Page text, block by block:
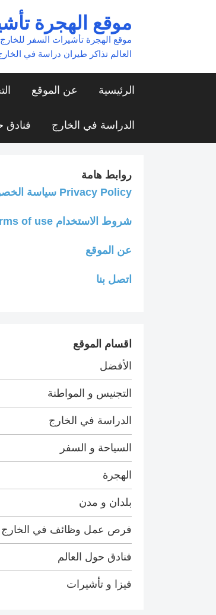
موقع الهجرة
موقع الهجرة تأشيرات السفر
العالم تذاكر طيران دراسة في
الرئيسية عن الموقع
الدراسة في الخارج فنادق
روابط هامة
Privacy Policy سياسة الخصوصية
شروط الاستخدام terms of use
عن الموقع
اتصل بنا
اقسام الموقع
الأفضل
التجنيس و المواطنة
الدراسة في الخارج
السياحة و السفر
الهجرة
بلدان و مدن
فرص عمل وظائف في الخارج
فنادق حول العالم
فيزا و تأشيرات